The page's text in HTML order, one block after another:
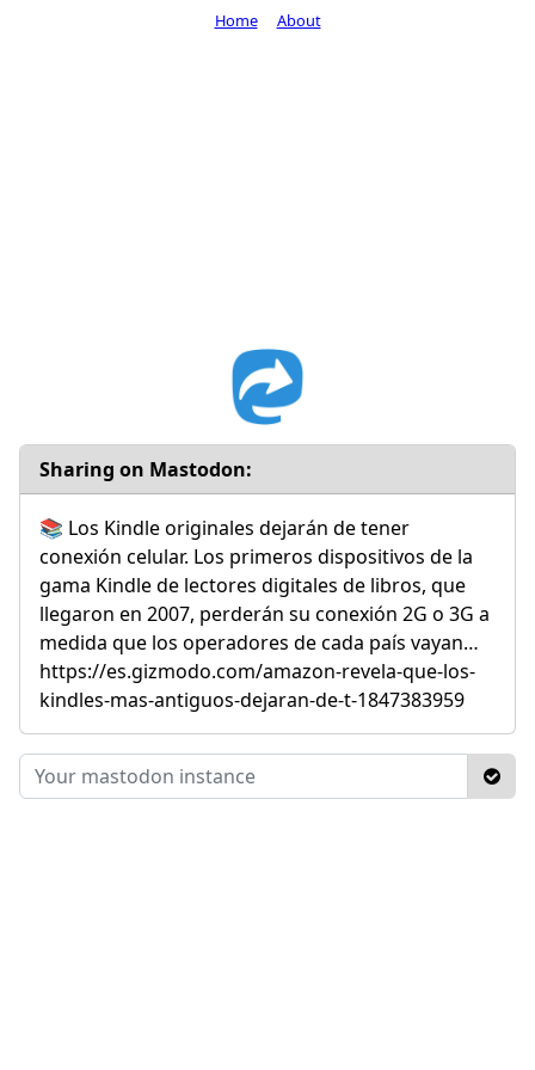
Sharing on Mastodon:
📚 Los Kindle originales dejarán de tener
conexión celular. Los primeros dispositivos de la
gama Kindle de lectores digitales de libros, que
llegaron en 2007, perderán su conexión 2G o 3G a
medida que los operadores de cada país vayan…
https://es.gizmodo.com/amazon-revela-que-los-
kindles-mas-antiguos-dejaran-de-t-1847383959
Home About